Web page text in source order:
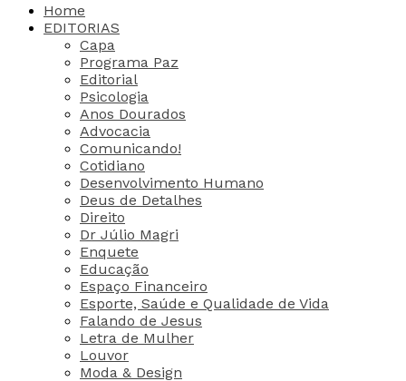
Home
EDITORIAS
Capa
Programa Paz
Editorial
Psicologia
Anos Dourados
Advocacia
Comunicando!
Cotidiano
Desenvolvimento Humano
Deus de Detalhes
Direito
Dr Júlio Magri
Enquete
Educação
Espaço Financeiro
Esporte, Saúde e Qualidade de Vida
Falando de Jesus
Letra de Mulher
Louvor
Moda & Design